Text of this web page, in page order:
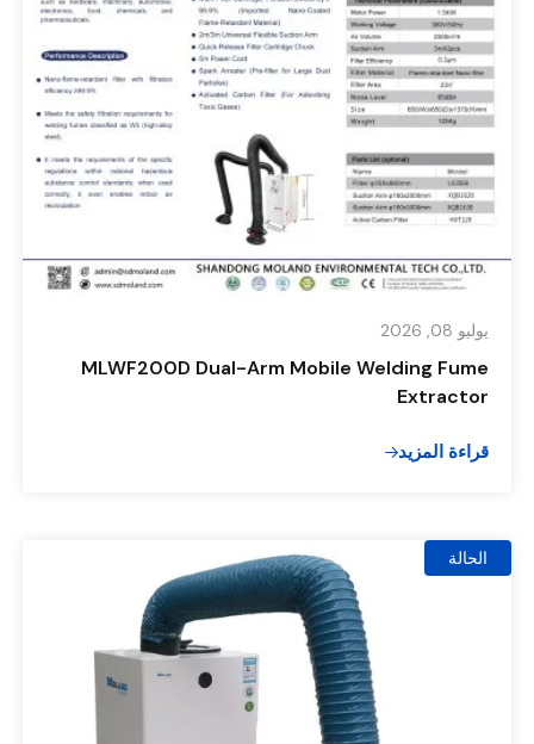
يوليو 08, 2026
MLWF200D Dual-Arm Mobile Welding Fume
Extractor
قراءة المزيد
الحالة